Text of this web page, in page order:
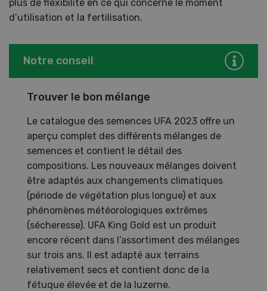
plus de flexibilité en ce qui concerne le moment
d’utilisation et la fertilisation.
Notre conseil
Trouver le bon mélange
Le catalogue des semences UFA 2023 offre un
aperçu complet des différents mélanges de
semences et contient le détail des
compositions. Les nouveaux mélanges doivent
être adaptés aux changements climatiques
(période de végétation plus longue) et aux
phénomènes météorologiques extrêmes
(sécheresse). UFA King Gold est un produit
encore récent dans l’assortiment des mélanges
sur trois ans. Il est adapté aux terrains
relativement secs et contient donc de la
fétuque élevée et de la luzerne.